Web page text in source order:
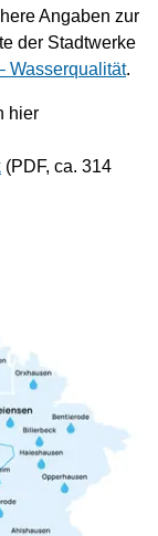
Angaben zur
der Stadtwerke
Wasserqualität.
hier
(PDF, ca. 314